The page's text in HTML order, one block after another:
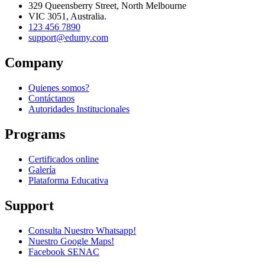
329 Queensberry Street, North Melbourne
VIC 3051, Australia.
123 456 7890
support@edumy.com
Company
Quienes somos?
Contáctanos
Autoridades Institucionales
Programs
Certificados online
Galería
Plataforma Educativa
Support
Consulta Nuestro Whatsapp!
Nuestro Google Maps!
Facebook SENAC